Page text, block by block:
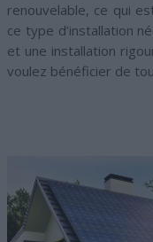
renouvelable, ce qui
ce type d’installation
et une installation
voulez bénéficier de